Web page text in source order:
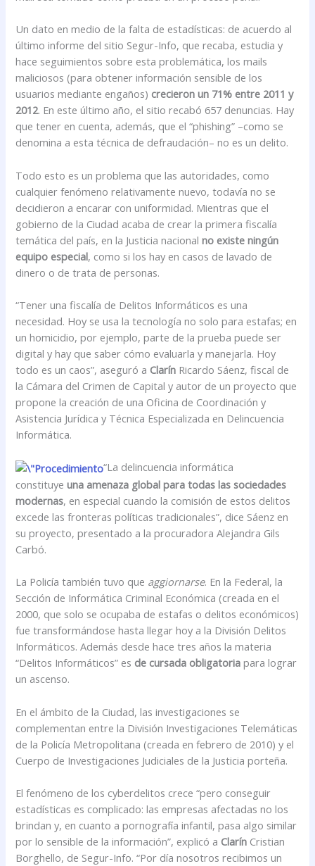
Un dato en medio de la falta de estadísticas: de acuerdo al
último informe del sitio Segur-Info, que recaba, estudia y
hace seguimientos sobre esta problemática, los mails
maliciosos (para obtener información sensible de los
usuarios mediante engaños) crecieron un 71% entre 2011 y
2012. En este último año, el sitio recabó 657 denuncias. Hay
que tener en cuenta, además, que el “phishing” –como se
denomina a esta técnica de defraudación– no es un delito.
Todo esto es un problema que las autoridades, como
cualquier fenómeno relativamente nuevo, todavía no se
decidieron a encarar con uniformidad. Mientras que el
gobierno de la Ciudad acaba de crear la primera fiscalía
temática del país, en la Justicia nacionalno existe ningún
equipo especial, como si los hay en casos de lavado de
dinero o de trata de personas.
“Tener una fiscalía de Delitos Informáticos es una
necesidad. Hoy se usa la tecnología no solo para estafas; en
un homicidio, por ejemplo, parte de la prueba puede ser
digital y hay que saber cómo evaluarla y manejarla. Hoy
todo es un caos”, aseguró a Clarín Ricardo Sáenz, fiscal de
la Cámara del Crimen de Capital y autor de un proyecto que
propone la creación de una Oficina de Coordinación y
Asistencia Jurídica y Técnica Especializada en Delincuencia
Informática.
“La delincuencia informática
constituyeuna amenaza global para todas las sociedades
modernas, en especial cuando la comisión de estos delitos
excede las fronteras políticas tradicionales”, dice Sáenz en
su proyecto, presentado a la procuradora Alejandra Gils
Carbó.
La Policía también tuvo que aggiornarse. En la Federal, la
Sección de Informática Criminal Económica (creada en el
2000, que solo se ocupaba de estafas o delitos económicos)
fue transformándose hasta llegar hoy a la División Delitos
Informáticos. Además desde hace tres años la materia
“Delitos Informáticos” es de cursada obligatoria para lograr
un ascenso.
En el ámbito de la Ciudad, las investigaciones se
complementan entre la División Investigaciones Telemáticas
de la Policía Metropolitana (creada en febrero de 2010) y el
Cuerpo de Investigaciones Judiciales de la Justicia porteña.
El fenómeno de los cyberdelitos crece “pero conseguir
estadísticas es complicado: las empresas afectadas no los
brindan y, en cuanto a pornografía infantil, pasa algo similar
por lo sensible de la información”, explicó a Clarín Cristian
Borghello, de Segur-Info. “Por día nosotros recibimos un